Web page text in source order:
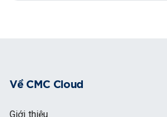
Về CMC Cloud
Giới thiệu